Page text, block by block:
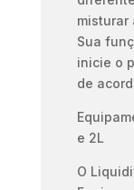
misturar
Sua
inicie o
de
e 2L
O